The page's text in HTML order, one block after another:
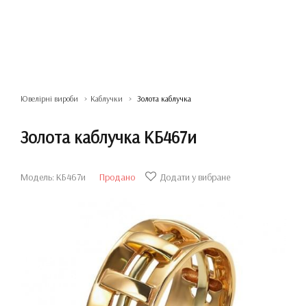
Ювелірні вироби Каблучки Золота каблучка
Золота каблучка КБ467и
Модель: КБ467и Продано Додати у вибране